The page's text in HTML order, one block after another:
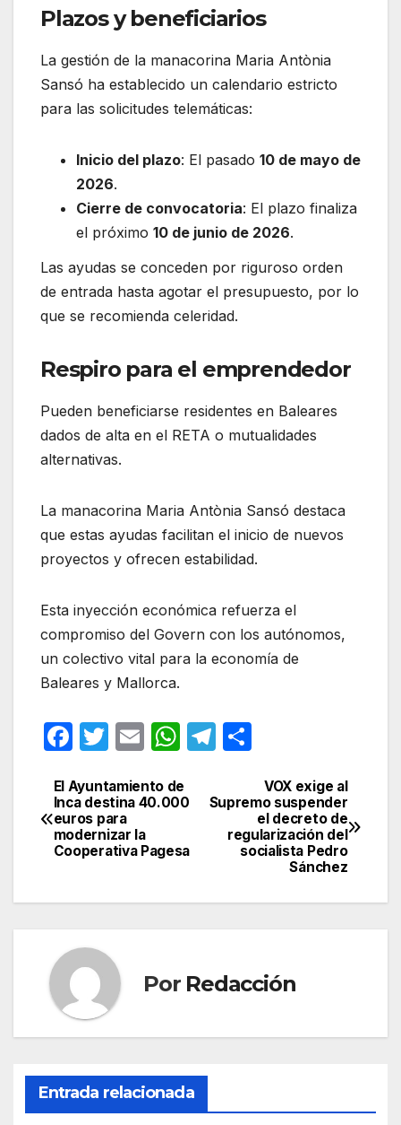
Plazos y beneficiarios
La gestión de la manacorina Maria Antònia
Sansó ha establecido un calendario estricto
para las solicitudes telemáticas:
Inicio del plazo: El pasado 10 de mayo de
2026.
Cierre de convocatoria: El plazo finaliza
el próximo 10 de junio de 2026.
Las ayudas se conceden por riguroso orden
de entrada hasta agotar el presupuesto, por lo
que se recomienda celeridad.
Respiro para el emprendedor
Pueden beneficiarse residentes en Baleares
dados de alta en el RETA o mutualidades
alternativas.
La manacorina Maria Antònia Sansó destaca
que estas ayudas facilitan el inicio de nuevos
proyectos y ofrecen estabilidad.
Esta inyección económica refuerza el
compromiso del Govern con los autónomos,
un colectivo vital para la economía de
Baleares y Mallorca.
F
c
e
b
o
T
itt
er
E
ail
W
at
A
p
T
e
gr
a
m
p
ar
Navegación
de
entradas
VOX exige al
Supremo suspender
el decreto de
regularización del
socialista Pedro
Sánchez
El Ayuntamiento de
Inca destina 40.000
euros para
modernizar la
Cooperativa Pagesa
Por Redacción
Entrada relacionada